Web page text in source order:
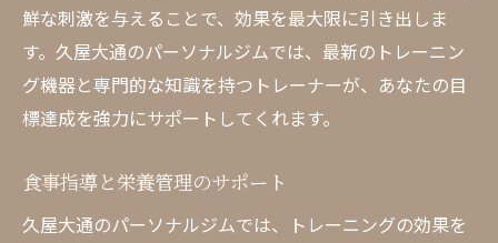
鮮な刺激を与えることで、効果を最大限に引き出しま
す。久屋大通のパーソナルジムでは、最新のトレーニン
グ機器と専門的な知識を持つトレーナーが、あなたの目
標達成を強力にサポートしてくれます。
食事指導と栄養管理のサポート
久屋大通のパーソナルジムでは、トレーニングの効果を